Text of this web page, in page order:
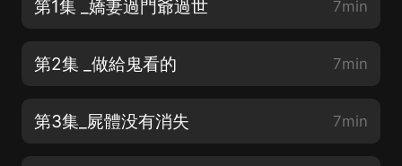
第1集 _嬌妻過門爺過世 7min
第2集 _做給鬼看的 7min
第3集_屍體没有消失 7min